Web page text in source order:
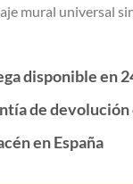
mural universal
disponible en
de
en España